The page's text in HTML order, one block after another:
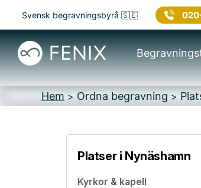
Svensk begravningsbyrå 🇸🇪
Hem > Ordna begravning >
Platser i Nynäshamn
Kyrkor & kapell